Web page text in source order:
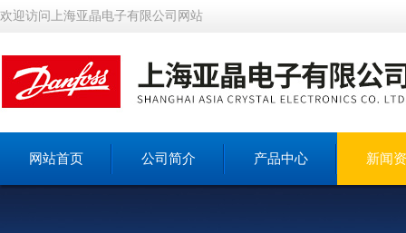
欢迎访问上海亚晶电子有限公司网站
网站首页 公司简介 产品中心 新闻